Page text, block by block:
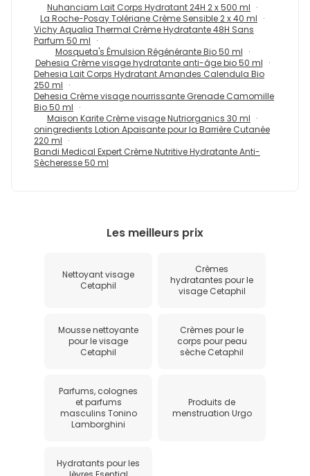
Nuhanciam Lait Corps Hydratant 24H 2 x 500 ml
La Roche-Posay Tolériane Crème Sensible 2 x 40 ml
Vichy Aqualia Thermal Crème Hydratante 48H Sans
Parfum 50 ml
Mosqueta's Émulsion Régénérante Bio 50 ml
Dehesia Crème visage hydratante anti-âge bio 50 ml
Dehesia Lait Corps Hydratant Amandes Calendula Bio
250 ml
Dehesia Crème visage nourrissante Grenade Camomille
Bio 50 ml
Maison Karite Crème visage Nutriorganics 30 ml
oningredients Lotion Apaisante pour la Barrière Cutanée
220 ml
Bandi Medical Expert Crème Nutritive Hydratante Anti-
Sècheresse 50 ml
Les meilleurs prix
Nettoyant visage
Cetaphil
Crèmes
hydratantes pour le
visage Cetaphil
Mousse nettoyante
pour le visage
Cetaphil
Crèmes pour le
corps pour peau
sèche Cetaphil
Parfums, colognes
et parfums
masculins Tonino
Lamborghini
Produits de
menstruation Urgo
Hydratants pour les